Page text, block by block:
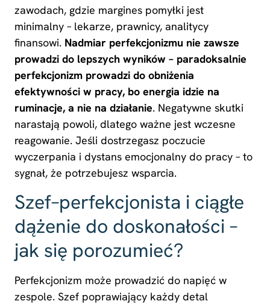
zawodach, gdzie margines pomyłki jest
minimalny – lekarze, prawnicy, analitycy
finansowi. Nadmiar perfekcjonizmu nie zawsze
prowadzi do lepszych wyników – paradoksalnie
perfekcjonizm prowadzi do obniżenia
efektywności w pracy, bo energia idzie na
ruminacje, a nie na działanie. Negatywne skutki
narastają powoli, dlatego ważne jest wczesne
reagowanie. Jeśli dostrzegasz poczucie
wyczerpania i dystans emocjonalny do pracy – to
sygnał, że potrzebujesz wsparcia.
Szef–perfekcjonista i ciągłe
dążenie do doskonałości –
jak się porozumieć?
Perfekcjonizm może prowadzić do napięć w
zespole. Szef poprawiający każdy detal